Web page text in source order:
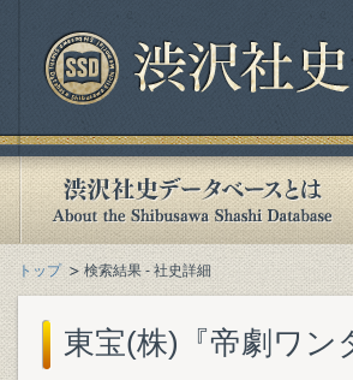
トップ 検索結果 - 社史詳細
東宝(株)『帝劇ワン